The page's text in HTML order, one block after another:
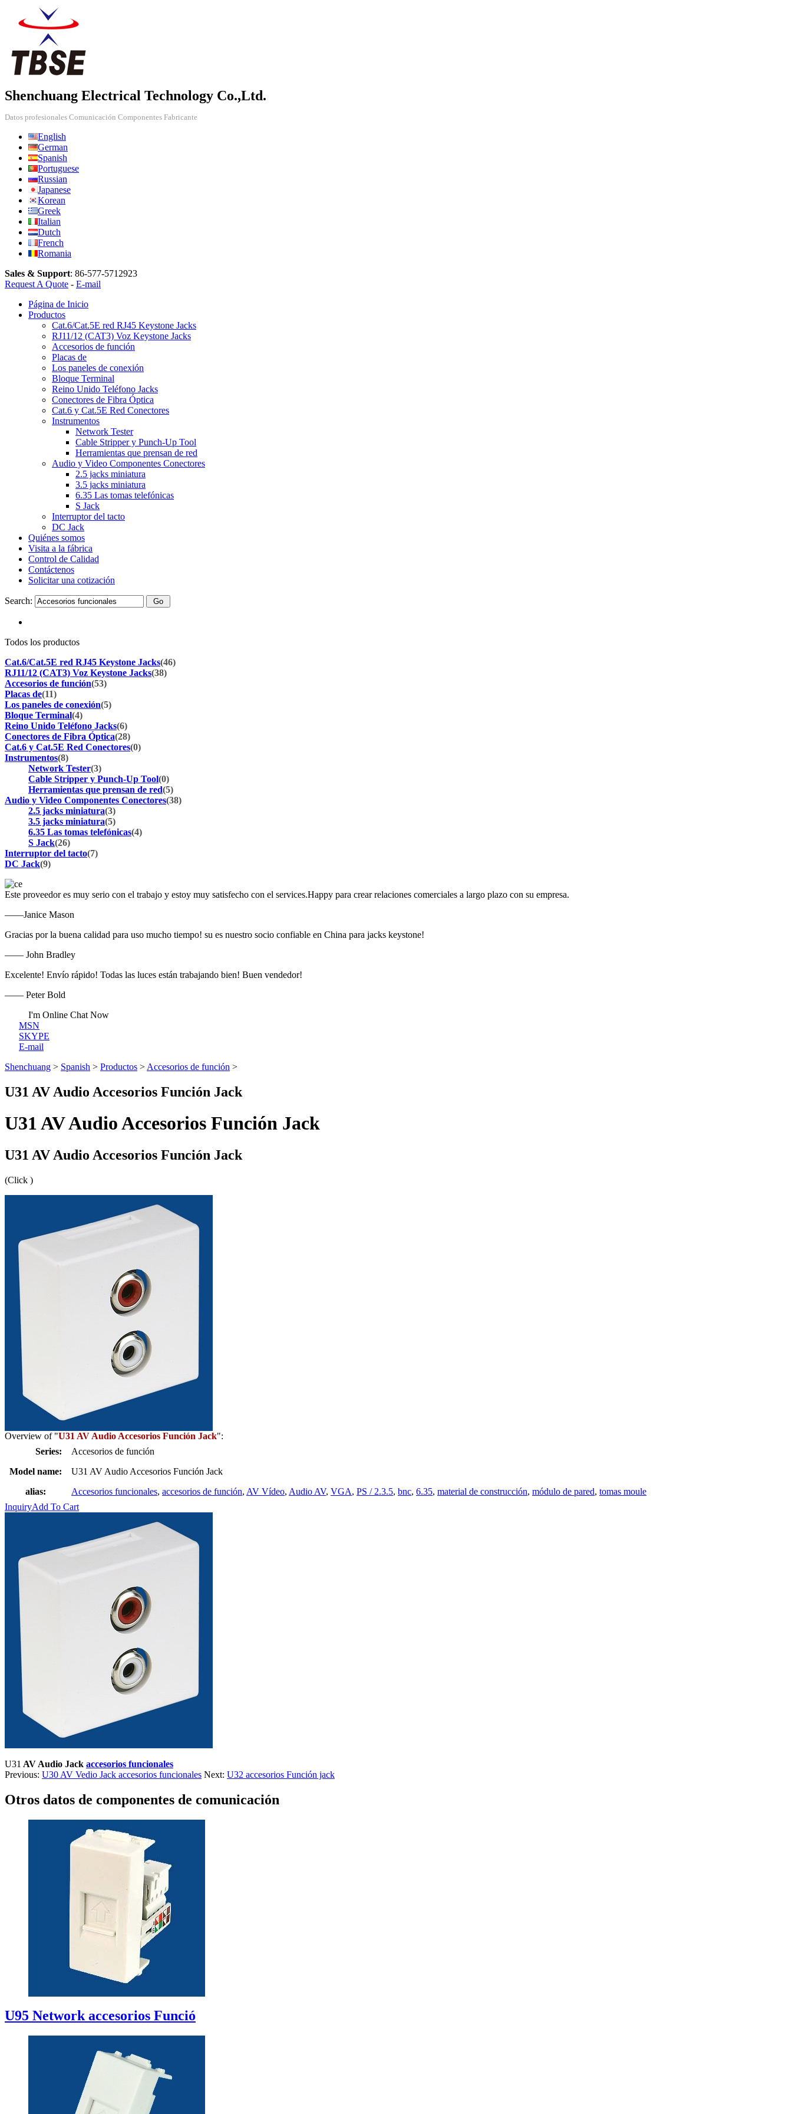
Shenchuang Electrical Technology Co.,Ltd.
Datos profesionales Comunicación Componentes Fabricante
English
German
Spanish
Portuguese
Russian
Japanese
Korean
Greek
Italian
Dutch
French
Romania
Sales & Support: 86-577-5712923
Request A Quote - E-mail
Página de Inicio
Productos
Cat.6/Cat.5E red RJ45 Keystone Jacks
RJ11/12 (CAT3) Voz Keystone Jacks
Accesorios de función
Placas de
Los paneles de conexión
Bloque Terminal
Reino Unido Teléfono Jacks
Conectores de Fibra Óptica
Cat.6 y Cat.5E Red Conectores
Instrumentos
Network Tester
Cable Stripper y Punch-Up Tool
Herramientas que prensan de red
Audio y Video Componentes Conectores
2.5 jacks miniatura
3.5 jacks miniatura
6.35 Las tomas telefónicas
S Jack
Interruptor del tacto
DC Jack
Quiénes somos
Visita a la fábrica
Control de Calidad
Contáctenos
Solicitar una cotización
Search:
Todos los productos
Cat.6/Cat.5E red RJ45 Keystone Jacks(46)
RJ11/12 (CAT3) Voz Keystone Jacks(38)
Accesorios de función(53)
Placas de(11)
Los paneles de conexión(5)
Bloque Terminal(4)
Reino Unido Teléfono Jacks(6)
Conectores de Fibra Óptica(28)
Cat.6 y Cat.5E Red Conectores(0)
Instrumentos(8)
Network Tester(3)
Cable Stripper y Punch-Up Tool(0)
Herramientas que prensan de red(5)
Audio y Video Componentes Conectores(38)
2.5 jacks miniatura(3)
3.5 jacks miniatura(5)
6.35 Las tomas telefónicas(4)
S Jack(26)
Interruptor del tacto(7)
DC Jack(9)
Este proveedor es muy serio con el trabajo y estoy muy satisfecho con el services.Happy para crear relaciones comerciales a largo plazo con su empresa.
——Janice Mason
Gracias por la buena calidad para uso mucho tiempo! su es nuestro socio confiable en China para jacks keystone!
—— John Bradley
Excelente! Envío rápido! Todas las luces están trabajando bien! Buen vendedor!
—— Peter Bold
I'm Online Chat Now
MSN
SKYPE
E-mail
Shenchuang > Spanish > Productos > Accesorios de función >
U31 AV Audio Accesorios Función Jack
U31 AV Audio Accesorios Función Jack
U31 AV Audio Accesorios Función Jack
(Click )
Overview of "U31 AV Audio Accesorios Función Jack":
Series:
Accesorios de función
Model name:
U31 AV Audio Accesorios Función Jack
alias:
Accesorios funcionales, accesorios de función, AV Vídeo, Audio AV, VGA, PS / 2.3.5, bnc, 6.35, material de construcción, módulo de pared, tomas moule
InquiryAdd To Cart
U31 AV Audio Jack accesorios funcionales
Previous: U30 AV Vedio Jack accesorios funcionales Next: U32 accesorios Función jack
Otros datos de componentes de comunicación
U95 Network accesorios Funció